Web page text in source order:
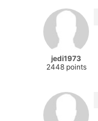
jedi1973
2448 points